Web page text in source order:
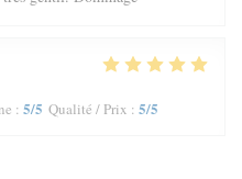
: 5/5 Qualité / Prix : 5/5